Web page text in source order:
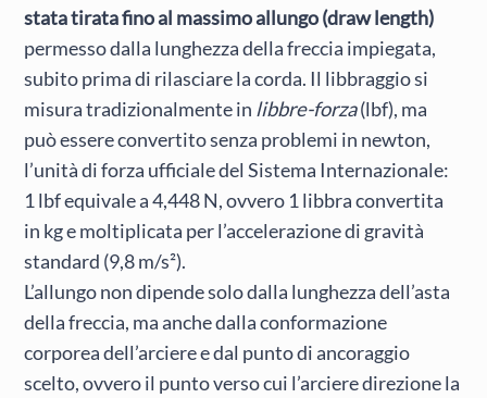
stata tirata fino al massimo allungo (draw length)
permesso dalla lunghezza della freccia impiegata,
subito prima di rilasciare la corda. Il libbraggio si
misura tradizionalmente in libbre-forza(lbf), ma
può essere convertito senza problemi in newton,
l’unità di forza ufficiale del Sistema Internazionale:
1 lbf equivale a 4,448 N, ovvero 1 libbra convertita
in kg e moltiplicata per l’accelerazione di gravità
standard (9,8 m/s²).
L’allungo non dipende solo dalla lunghezza dell’asta
della freccia, ma anche dalla conformazione
corporea dell’arciere e dal punto di ancoraggio
scelto, ovvero il punto verso cui l’arciere direzione la